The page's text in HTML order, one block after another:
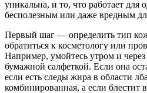
уникальна, и то, что работает для
бесполезным или даже вредным
Первый шаг — определить тип
обратиться к косметологу или
Например, умойтесь утром и
бумажной салфеткой. Если она
если есть следы жира в области
комбинированная, а если